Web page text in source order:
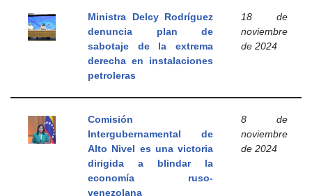
Ministra Delcy Rodríguez
denuncia plan de
sabotaje de la extrema
derecha en instalaciones
petroleras
18 de
noviembre
de 2024
Comisión
Intergubernamental de
Alto Nivel es una victoria
dirigida a blindar la
economía ruso-
venezolana
8 de
noviembre
de 2024